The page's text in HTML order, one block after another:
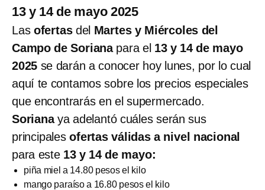
13 y 14 de mayo 2025
Las ofertas del Martes y Miércoles del
Campo de Sorianapara el 13 y 14 de mayo
2025 se darán a conocer hoy lunes, por lo cual
aquí te contamos sobre los precios especiales
que encontrarás en el supermercado.
Sorianaya adelantó cuáles serán sus
principalesofertas válidas a nivel nacional
para este 13 y 14 de mayo:
piña miel a 14.80 pesos el kilo
mango paraíso a 16.80 pesos el kilo